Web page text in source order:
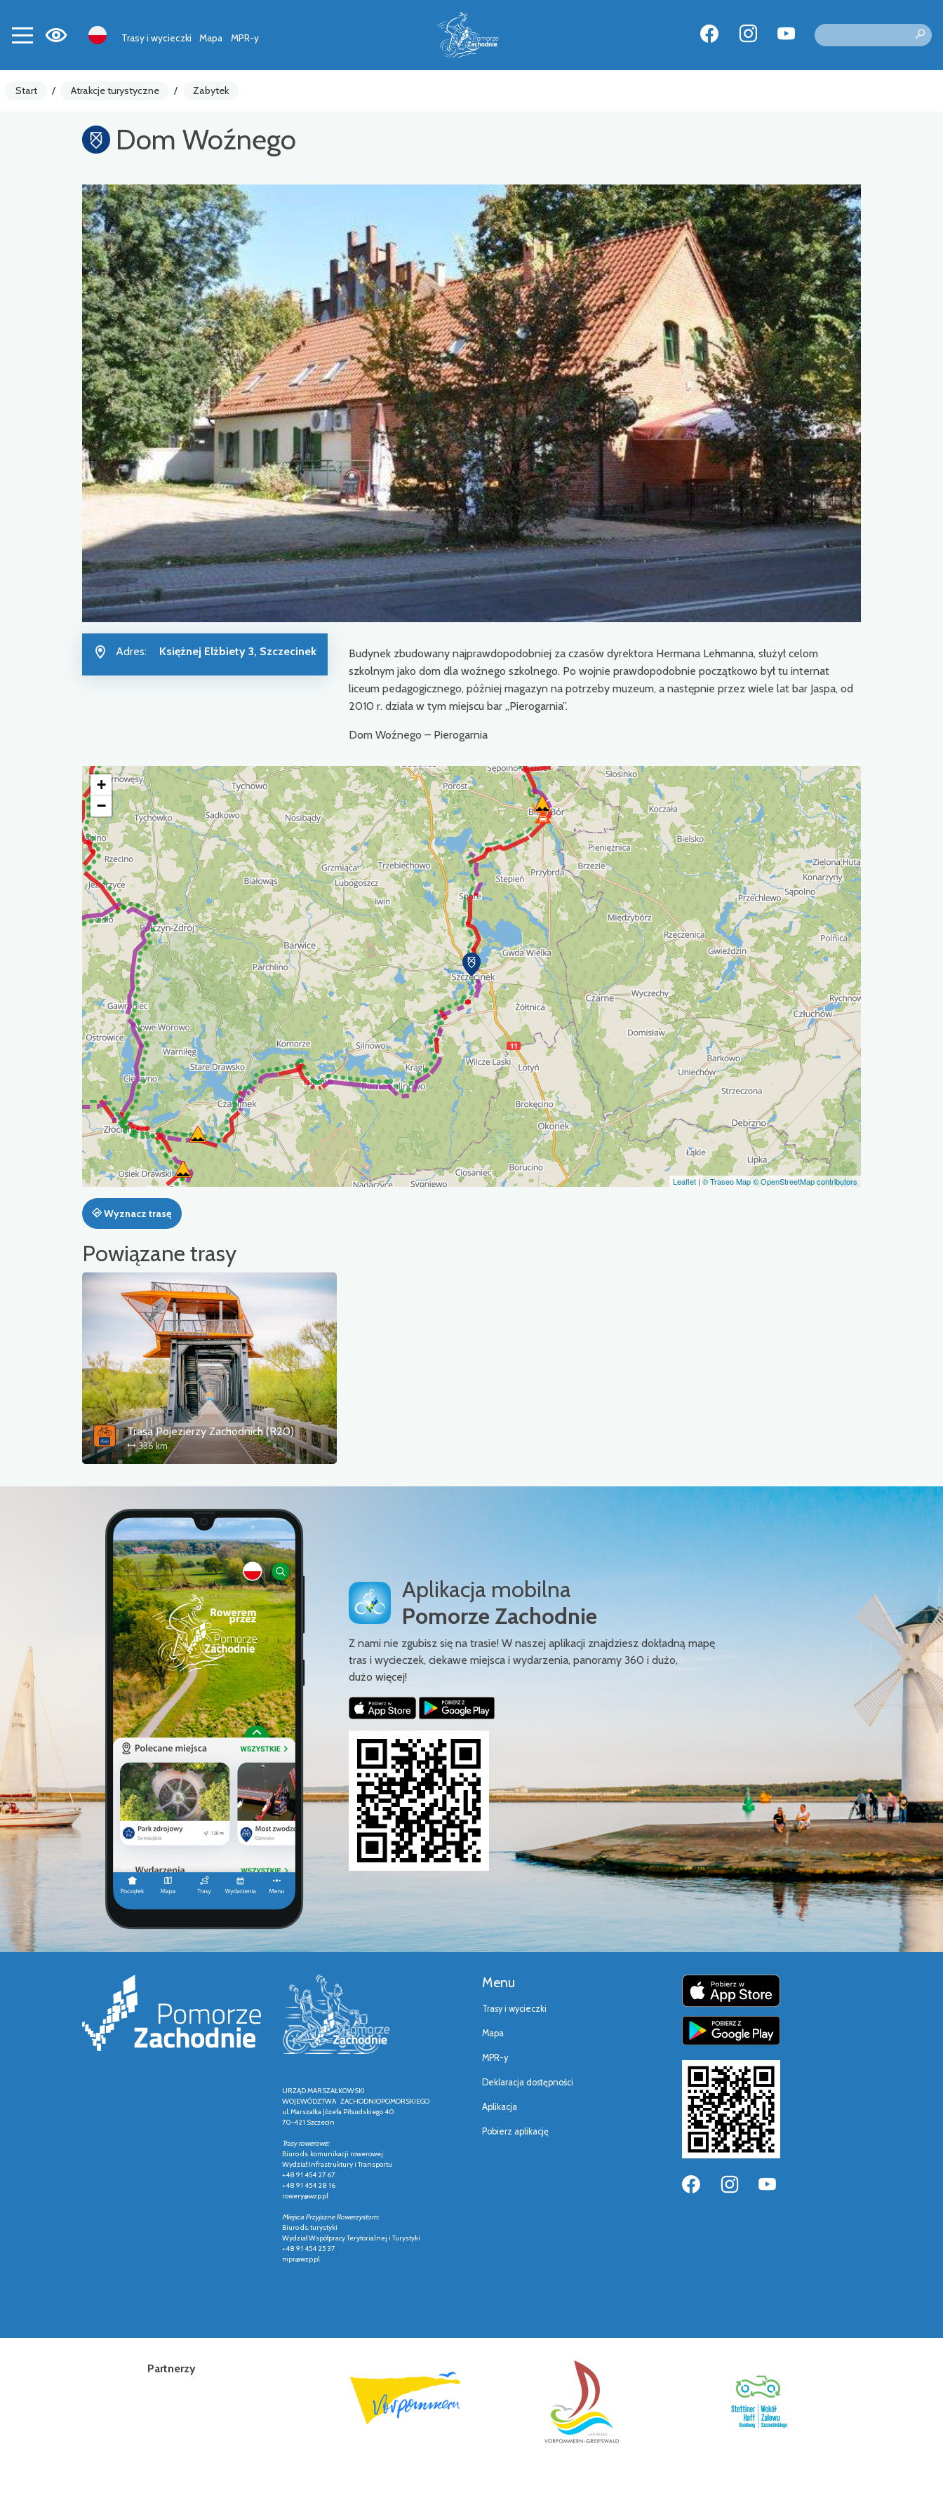
Trasy i wycieczki Mapa MPR-y
Start / Atrakcje turystyczne / Zabytek
Dom Woźnego
Adres: Księżnej Elżbiety 3, Szczecinek
Budynek zbudowany najprawdopodobniej za czasów dyrektora Hermana Lehmanna, służył celom
szkolnym jako dom dla woźnego szkolnego. Po wojnie prawdopodobnie początkowo był tu internat
liceum pedagogicznego, później magazyn na potrzeby muzeum, a następnie przez wiele lat bar Jaspa, od
2010 r. działa w tym miejscu bar „Pierogarnia”.
Dom Woźnego – Pierogarnia
+
−
Leaflet | © Traseo Map© OpenStreetMap contributors
Wyznacz trasę
Powiązane trasy
Trasa Pojezierzy Zachodnich (R20)
336 km
Aplikacja mobilna
Pomorze Zachodnie
Z nami nie zgubisz się na trasie! W naszej aplikacji znajdziesz dokładną mapę
tras i wycieczek, ciekawe miejsca i wydarzenia, panoramy 360 i dużo,
dużo więcej!
URZĄD MARSZAŁKOWSKI
WOJEWÓDZTWA ZACHODNIOPOMORSKIEGO
ul. Marszałka Józefa Piłsudskiego 40
70-421 Szczecin
Trasy rowerowe:
Biuro ds. komunikacji rowerowej
Wydział Infrastruktury i Transportu
+48 91 454 27 67
+48 91 454 28 16
rowery@wzp.pl
Miejsca Przyjazne Rowerzystom:
Biuro ds. turystyki
Wydział Współpracy Terytorialnej i Turystyki
+48 91 454 25 37
mpr@wzp.pl
Menu
Trasy i wycieczki
Mapa
MPR-y
Deklaracja dostępności
Aplikacja
Pobierz aplikację
Partnerzy